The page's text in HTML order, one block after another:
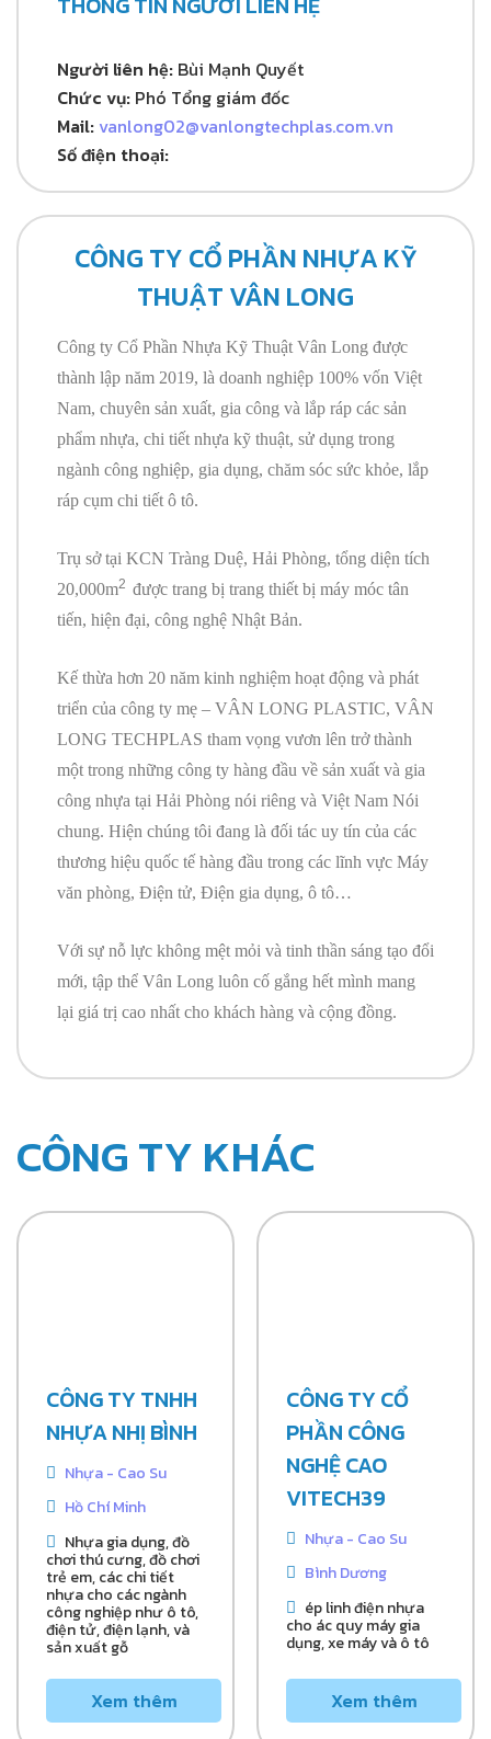
Người liên hệ: Bùi Mạnh Quyết
Chức vụ: Phó Tổng giám đốc
Mail: vanlong02@vanlongtechplas.com.vn
Số điện thoại:
CÔNG TY CỔ PHẦN NHỰA KỸ
THUẬT VÂN LONG
Công ty Cổ Phần Nhựa Kỹ Thuật Vân Long được
thành lập năm 2019, là doanh nghiệp 100% vốn Việt
Nam, chuyên sản xuất, gia công và lắp ráp các sản
phẩm nhựa, chi tiết nhựa kỹ thuật, sử dụng trong
ngành công nghiệp, gia dụng, chăm sóc sức khỏe, lắp
ráp cụm chi tiết ô tô.
Trụ sở tại KCN Tràng Duệ, Hải Phòng, tổng diện tích
20,000m2 được trang bị trang thiết bị máy móc tân
tiến, hiện đại, công nghệ Nhật Bản.
Kế thừa hơn 20 năm kinh nghiệm hoạt động và phát
triển của công ty mẹ – VÂN LONG PLASTIC, VÂN
LONG TECHPLAS tham vọng vươn lên trở thành
một trong những công ty hàng đầu về sản xuất và gia
công nhựa tại Hải Phòng nói riêng và Việt Nam Nói
chung. Hiện chúng tôi đang là đối tác uy tín của các
thương hiệu quốc tế hàng đầu trong các lĩnh vực Máy
văn phòng, Điện tử, Điện gia dụng, ô tô…
Với sự nỗ lực không mệt mỏi và tinh thần sáng tạo đổi
mới, tập thể Vân Long luôn cố gắng hết mình mang
lại giá trị cao nhất cho khách hàng và cộng đồng.
CÔNG TY KHÁC
CÔNG TY TNHH
NHỰA NHỊ BÌNH
Nhựa - Cao Su
Hồ Chí Minh
Nhựa gia dụng, đồ
chơi thú cưng, đồ chơi
trẻ em, các chi tiết
nhựa cho các ngành
công nghiệp như ô tô,
điện tử, điện lạnh, và
sản xuất gỗ
Xem thêm
CÔNG TY CỔ
PHẦN CÔNG
NGHỆ CAO
VITECH39
Nhựa - Cao Su
Bình Dương
ép linh điện nhựa
cho ác quy máy gia
dụng, xe máy và ô tô
Xem thêm